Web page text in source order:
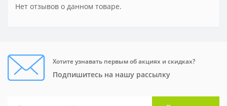
Нет отзывов о данном товаре.
Хотите узнавать первым об акциях и скидках?
Подпишитесь на нашу рассылку